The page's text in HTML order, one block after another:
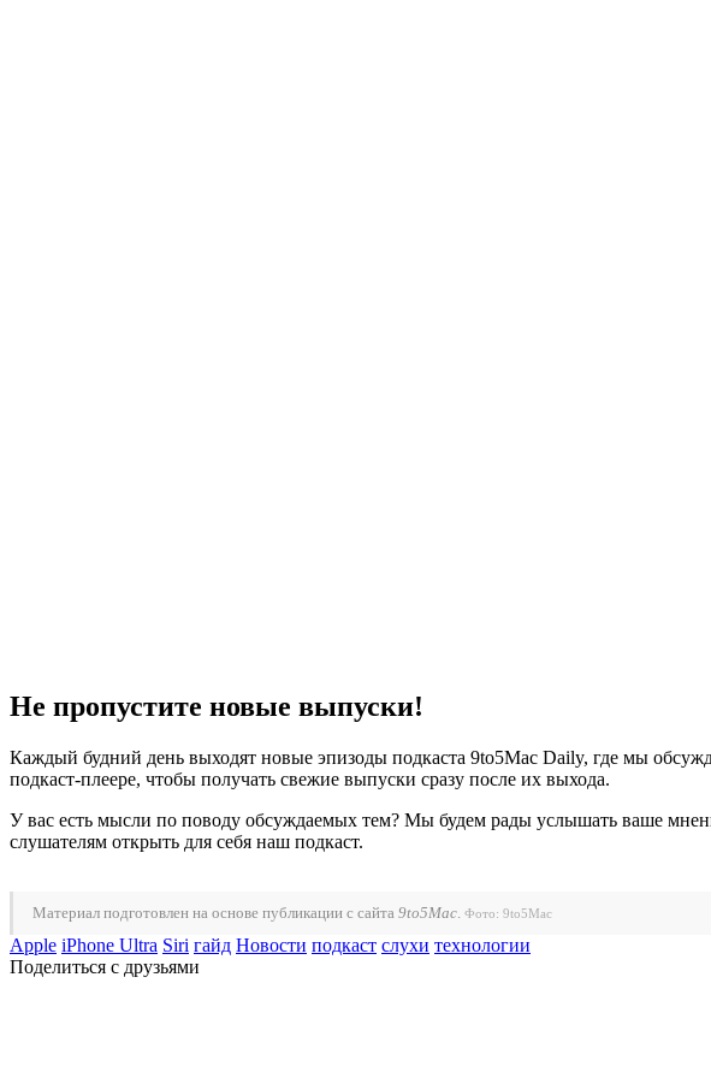
Не пропустите новые выпуски!
Каждый будний день выходят новые эпизоды подкаста 9to5Mac Daily, где мы
подкаст-плеере, чтобы получать свежие выпуски сразу после их выхода.
У вас есть мысли по поводу обсуждаемых тем? Мы будем рады услышать ваше
слушателям открыть для себя наш подкаст.
Материал подготовлен на основе публикации с сайта 9to5Mac. Фото: 9to5Mac
Apple iPhone Ultra Siri гайд Новости подкаст слухи технологии
Поделиться с друзьями